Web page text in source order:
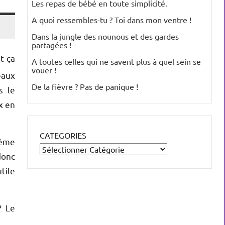
ça
le
en
Le
Les repas de bébé en toute simplicité.
A quoi ressembles-tu ? Toi dans mon ventre !
Dans la jungle des nounous et des gardes
partagées !
A toutes celles qui ne savent plus à quel sein se
vouer !
De la fièvre ? Pas de panique !
CATEGORIES